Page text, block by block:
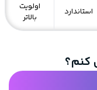
استاندارد
اولویت
بالاتر
کنم؟